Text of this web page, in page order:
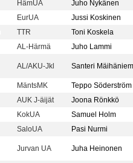
HämUA
Juho Nykänen
EurUA
Jussi Koskinen
TTR
Toni Koskela
AL-Härmä Juho Lammi
AL/AKU-Jkl Santeri
MäntsMK
Teppo Söderström
AUK J-äijät
Joona Rönkkö
KokUA
Samuel Holm
SaloUA Pasi Nurmi
Jurvan UA Juha Heinonen